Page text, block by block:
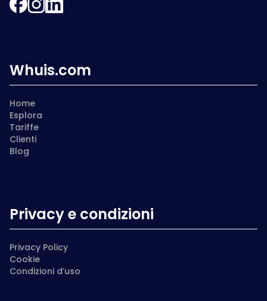
Whuis.com
Home
Esplora
Tariffe
Clienti
Blog
Privacy e condizioni
Privacy Policy
Cookie
Condizioni d’uso